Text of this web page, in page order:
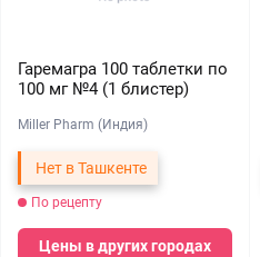
Гаремагра 100 таблетки по
100 мг №4 (1 блистер)
Miller Pharm (Индия)
Нет в Ташкенте
По рецепту
Цены в других городах